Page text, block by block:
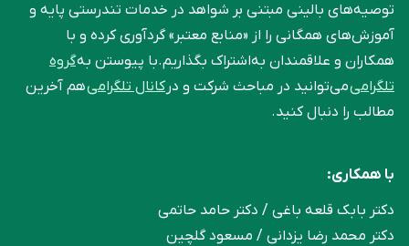
توصیه‌های بالینی مبتنی بر شواهد در خدمات تندرستی پایه و
آموزش‌های همگانی را از «منابع معتبر» گردآوری کرده و با
همکاران و علاقمندان به‌اشتراک بگذاریم.با پیوستن بهگروه
تلگرامیمی‌توانید در مباحث شرکت و درکانال تلگرامیهم آخرین
مطالب را دنبال کنید.
با همکاری:
دکتر بابک قلعه‌ باغی / دکتر حامد حاتمی
دکتر محمد رضا یزدانی / مسعود گلچین